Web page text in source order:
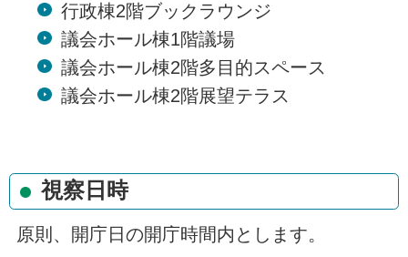
行政棟2階ブックラウンジ
議会ホール棟1階議場
議会ホール棟2階多目的スペース
議会ホール棟2階展望テラス
視察日時
原則、開庁日の開庁時間内とします。